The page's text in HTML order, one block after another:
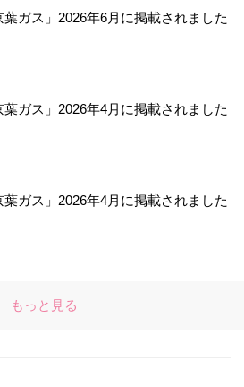
葉ガス」2026年6月に掲載されました
葉ガス」2026年4月に掲載されました
葉ガス」2026年4月に掲載されました
もっと見る